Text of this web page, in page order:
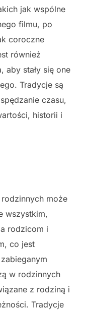
jak wspólne
filmu, po
coroczne
również
aby stały się one
Tradycje są
czasu,
historii i
może
wszystkim,
rodzicom i
co jest
w rodzinnych
z rodziną i
Tradycje